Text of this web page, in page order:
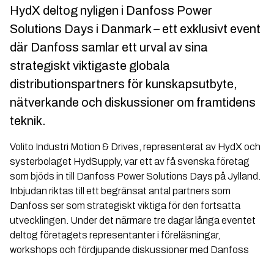
HydX deltog nyligen i Danfoss Power
Solutions Days i Danmark – ett exklusivt event
där Danfoss samlar ett urval av sina
strategiskt viktigaste globala
distributionspartners för kunskapsutbyte,
nätverkande och diskussioner om framtidens
teknik.
Volito Industri Motion & Drives , representerat av HydX och
systerbolaget HydSupply, var ett av få svenska företag
som bjöds in till Danfoss Power Solutions Days på Jylland.
Inbjudan riktas till ett begränsat antal partners som
Danfoss ser som strategiskt viktiga för den fortsatta
utvecklingen. Under det närmare tre dagar långa eventet
deltog företagets representanter i föreläsningar,
workshops och fördjupande diskussioner med Danfoss